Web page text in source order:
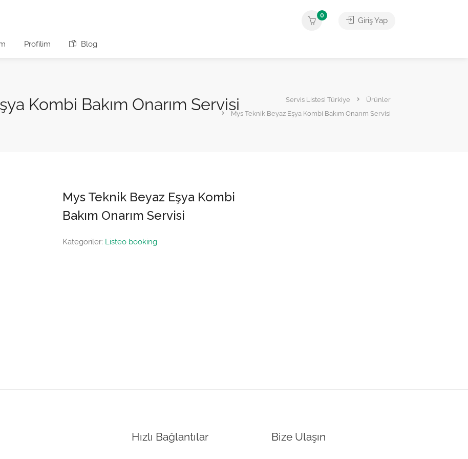
Profilim Blog
0
Giriş Yap
Kombi Bakım Onarım Servisi Servis Listesi Türkiye
Ürünler
Mys Teknik Beyaz Eşya Kombi Bakım Onarım Servisi
Mys Teknik Beyaz Eşya Kombi
Bakım Onarım Servisi
Kategoriler: Listeo booking
Hızlı Bağlantılar Bize Ulaşın